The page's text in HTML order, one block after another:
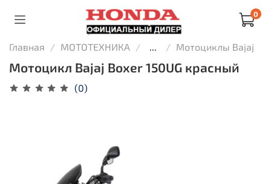
0
Главная МОТОТЕХНИКА ... Мотоциклы Bajaj
Мотоцикл Bajaj Boxer 150UG красный
(0)